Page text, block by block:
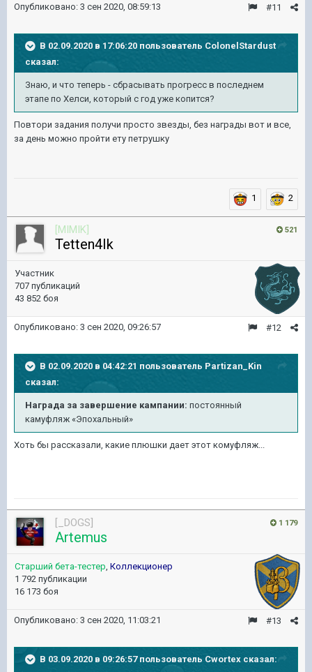
#11
Опубликовано: 3 сен 2020, 08:59:13
В 02.09.2020 в 17:06:20 пользователь ColonelStardust
сказал:
Знаю, и что теперь - сбрасывать прогресс в последнем
этапе по Хелси, который с год уже копится?
Повтори задания получи просто звезды, без награды вот и все,
за день можно пройти ету петрушку
1 2
521
[MIMIK]
Tetten4Ik
Участник
707 публикаций
43 852 боя
#12
Опубликовано: 3 сен 2020, 09:26:57
В 02.09.2020 в 04:42:21 пользователь Partizan_Kin
сказал:
Награда за завершение кампании: постоянный
камуфляж «Эпохальный»
Хоть бы рассказали, какие плюшки дает этот комуфляж...
1 179
[_DOGS]
Artemus
Старший бета-тестер, Коллекционер
1 792 публикации
16 173 боя
#13
Опубликовано: 3 сен 2020, 11:03:21
В 03.09.2020 в 09:26:57 пользователь Cwortex сказал: